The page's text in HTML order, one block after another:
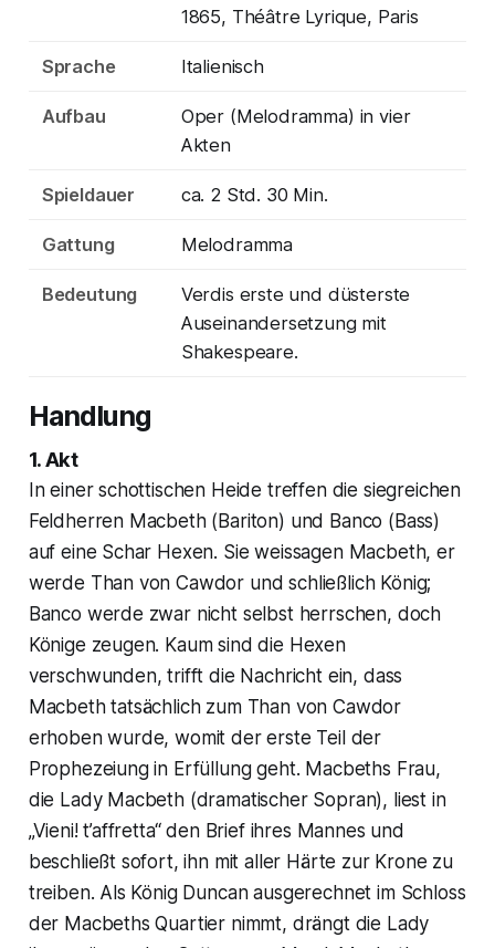
1865, Théâtre Lyrique, Paris
Sprache Italienisch
Aufbau
Oper (Melodramma) in vier
Akten
Spieldauer ca. 2 Std. 30 Min.
Gattung Melodramma
Bedeutung
Verdis erste und düsterste
Auseinandersetzung mit
Shakespeare.
Handlung
1. Akt
In einer schottischen Heide treffen die siegreichen
Feldherren Macbeth (Bariton) und Banco (Bass)
auf eine Schar Hexen. Sie weissagen Macbeth, er
werde Than von Cawdor und schließlich König;
Banco werde zwar nicht selbst herrschen, doch
Könige zeugen. Kaum sind die Hexen
verschwunden, trifft die Nachricht ein, dass
Macbeth tatsächlich zum Than von Cawdor
erhoben wurde, womit der erste Teil der
Prophezeiung in Erfüllung geht. Macbeths Frau,
die Lady Macbeth (dramatischer Sopran), liest in
„Vieni! t’affretta“ den Brief ihres Mannes und
beschließt sofort, ihn mit aller Härte zur Krone zu
treiben. Als König Duncan ausgerechnet im Schloss
der Macbeths Quartier nimmt, drängt die Lady